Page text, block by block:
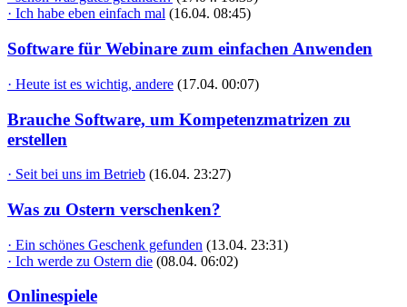
· Ich habe eben einfach mal (16.04. 08:45)
Software für Webinare zum einfachen Anwenden
· Heute ist es wichtig, andere (17.04. 00:07)
Brauche Software, um Kompetenzmatrizen zu
erstellen
· Seit bei uns im Betrieb (16.04. 23:27)
Was zu Ostern verschenken?
· Ein schönes Geschenk gefunden (13.04. 23:31)
· Ich werde zu Ostern die (08.04. 06:02)
Onlinespiele